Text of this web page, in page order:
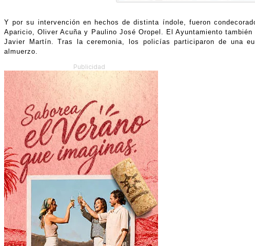
Y por su intervención en hechos de distinta índole, fueron
Aparicio, Oliver Acuña y Paulino José Oropel. El Ayuntamiento
Javier Martín. Tras la ceremonia, los policías participaron de una
almuerzo.
Publicidad